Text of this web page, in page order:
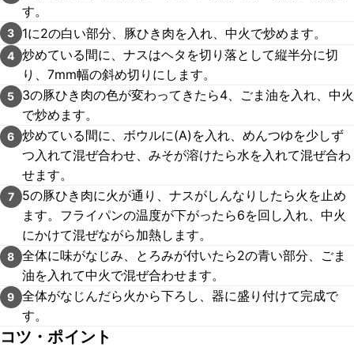
す。
3 1に2の白い部分、豚ひき肉を入れ、中火で炒めます。
4 炒めている間に、ナスはヘタを切り落として縦半分に切
り、7mm幅の斜め切りにします。
5
3の豚ひき肉の色が変わってきたら4、ごま油を入れ、中火
で炒めます。
6 炒めている間に、ボウルに(A)を入れ、めんつゆを少しず
つ入れて混ぜ合わせ、みそが溶けたら水を入れて混ぜ合わ
せます。
7
5の豚ひき肉に火が通り、ナスがしんなりしたら火を止め
ます。フライパンの温度が下がったら6を回し入れ、中火
にかけて混ぜながら加熱します。
8 全体に味がなじみ、とろみが付いたら2の青い部分、ごま
油を入れて中火で混ぜ合わせます。
9 全体がなじんだら火から下ろし、器に盛り付けて完成で
す。
コツ・ポイント